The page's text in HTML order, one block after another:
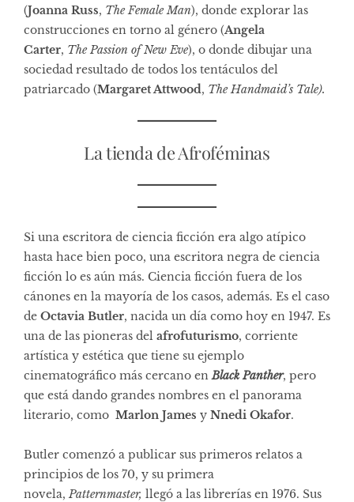
(Joanna Russ, The Female Man), donde explorar las
construcciones en torno al género (Angela
Carter, The Passion of New Eve), o donde dibujar una
sociedad resultado de todos los tentáculos del
patriarcado (Margaret Attwood , The Handmaid’s Tale).
La tienda de Afroféminas
Si una escritora de ciencia ficción era algo atípico
hasta hace bien poco, una escritora negra de ciencia
ficción lo es aún más. Ciencia ficción fuera de los
cánones en la mayoría de los casos, además. Es el caso
de Octavia Butler, nacida un día como hoy en 1947. Es
una de las pioneras del afrofuturismo, corriente
artística y estética que tiene su ejemplo
cinematográfico más cercano en Black Panther, pero
que está dando grandes nombres en el panorama
literario, como Marlon James y Nnedi Okafor.
Butler comenzó a publicar sus primeros relatos a
principios de los 70, y su primera
novela, Patternmaster, llegó a las librerías en 1976. Sus